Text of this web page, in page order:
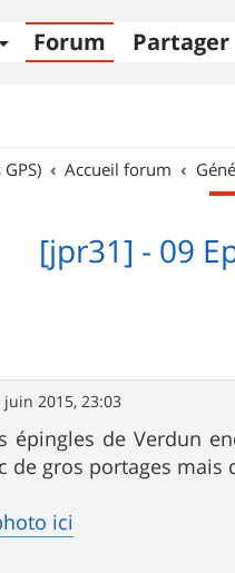
Forum Partager
Accueil forum
[jpr31] - 09
juin 2015, 23:03
épingles de Verdun
de gros portages
ici